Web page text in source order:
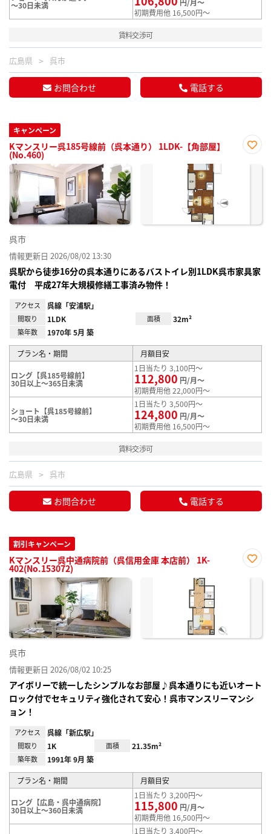
～30日未満
初期費用他 16,500円～
賃料交渉可
広島県 呉市
お問合わせ 電話する
キャンペーン
Kマンスリー呉185号線前（呉本通り） 1LDK-【角部屋】
(No.460)
に入
呉市
情報更新日 2026/08/02 13:30
呉駅から徒歩16分の呉本通りにあるバストイレ別1LDK呉市家具家
電付 平成27年大規模修繕工事済み物件！
アクセス 呉線「安浦駅」
間取り 1LDK 面積 32m²
築年数 1970年 5月 築
プラン名・期間 月額目安
ロング【呉185号線前】
30日以上～365日未満
1日当たり 3,100円～
112,800 円/月～
初期費用他 22,000円～
ショート【呉185号線前】
～30日未満
1日当たり 3,500円～
124,800 円/月～
初期費用他 16,500円～
賃料交渉可
広島県 呉市
お問合わせ 電話する
割引キャンペーン
Kマンスリー呉中通病院前（呉信用金庫 本店前） 1K-
402(No.153072)
に入
呉市
情報更新日 2026/08/02 10:25
アイボリーで統一したシンプルなお部屋♪呉本通りにも近いオート
ロック付でセキュリティ強化されて安心！呉市マンスリーマンシ
ョン！
アクセス 呉線「新広駅」
間取り 1K 面積 21.35m²
築年数 1991年 9月 築
プラン名・期間 月額目安
ロング【広島・呉中通病院】
30日以上～360日未満
1日当たり 3,200円～
115,800 円/月～
初期費用他 16,500円～
1日当たり 3,400円～